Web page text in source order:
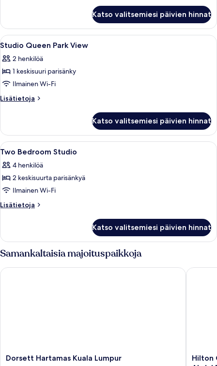
Katso valitsemiesi päivien hinnat
Avaa
kaikki
huonetyypin
Studio
Queen
Park
Moderni hotellihuone, jossa on
10
Studio Queen Park View
2 henkilöä
1 keskisuuri parisänky
Ilmainen Wi-Fi
Lisätietoja
Lisätietoja
Park
View
Katso valitsemiesi päivien hinnat
Avaa
kaikki
huonetyypin
Two
Bedroom
Studio
Moderni oleskelualue, jossa on
12
Two Bedroom Studio
4 henkilöä
2 keskisuurta parisänkyä
Ilmainen Wi-Fi
Lisätietoja
Lisätietoja
Studio
Katso valitsemiesi päivien hinnat
Samankaltaisia majoituspaikkoja
Dorsett
Dorsett Hartamas Kuala Lumpur
Dorsett Hartamas Kuala Lumpur
Hilton
Hilton
Hilton